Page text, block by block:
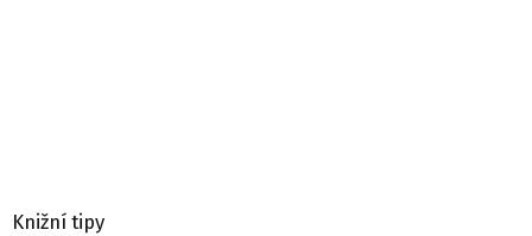
Knižní tipy